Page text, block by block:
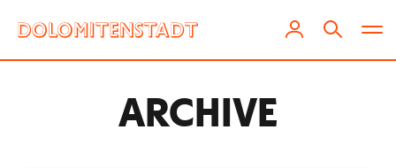
ARCHIVE